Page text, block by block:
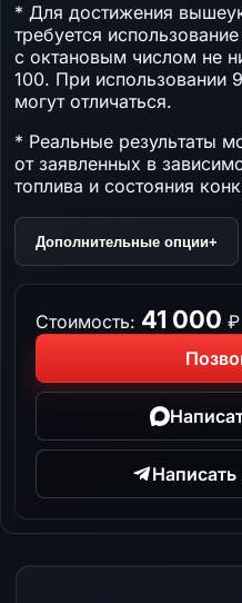
* Для достижения
требуется
с октановым числом не
100. При использовании
могут отличаться.
* Реальные результаты
от заявленных в
топлива и состояния
Дополнительные опции+
Стоимость: 41 000 ₽
Написать